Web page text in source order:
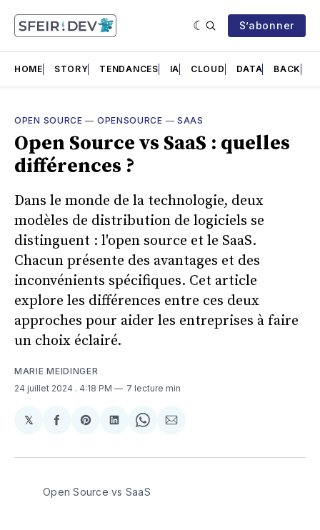
S’abonner
HOME STORY TENDANCES IA CLOUD DATA BACK
OPEN SOURCE — OPENSOURCE — SAAS
Open Source vs SaaS : quelles
différences ?
Dans le monde de la technologie, deux
modèles de distribution de logiciels se
distinguent : l'open source et le SaaS.
Chacun présente des avantages et des
inconvénients spécifiques. Cet article
explore les différences entre ces deux
approches pour aider les entreprises à faire
un choix éclairé.
MARIE MEIDINGER
24 juillet 2024 . 4:18 PM 7 lecture min
𝕏Share
X
Partager
Facebook
Share
Pinterest
Partager
LinkedIn
Share
WhatsApp
Partager
Courriel
Open Source vs SaaS